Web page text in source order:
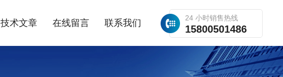
24 小时销售热线
15800501486
技术文章 在线留言 联系我们